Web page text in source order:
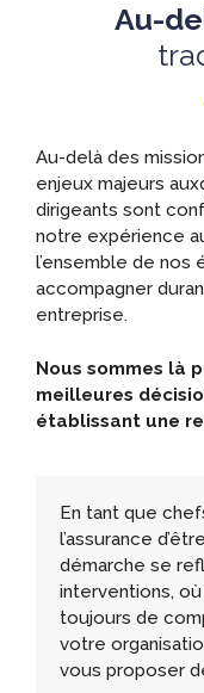
Au-
Au-delà des
enjeux majeurs
dirigeants sont
notre expérience
l’ensemble de nos
accompagner
entreprise.
Nous sommes là
meilleures
établissant une
En tant que
l’assurance
démarche se
interventions,
toujours de
votre
vous proposer